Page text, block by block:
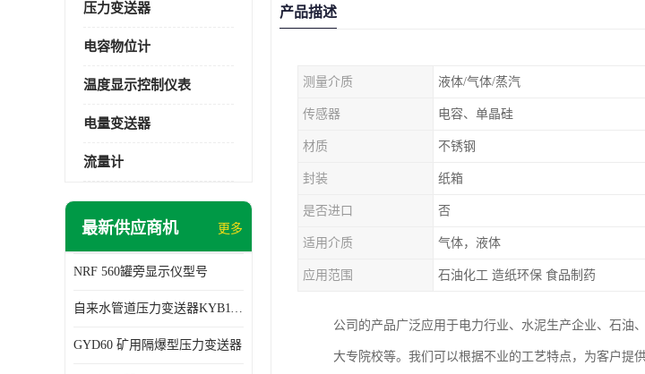
压力变送器
电容物位计
温度显示控制仪表
电量变送器
流量计
最新供应商机 更多
NRF 560罐旁显示仪型号
自来水管道压力变送器KYB11G03M2型号 使用方便
GYD60 矿用隔爆型压力变送器
产品描述
测量介质 液体/气体/蒸汽
传感器 电容、单晶硅
材质 不锈钢
封装 纸箱
是否进口 否
适用介质 气体，液体
应用范围 石油化工 造纸环保 食品制药
公司的产品广泛应用于电力行业、水泥生产企业、石油
大专院校等。我们可以根据不业的工艺特点，为客户提